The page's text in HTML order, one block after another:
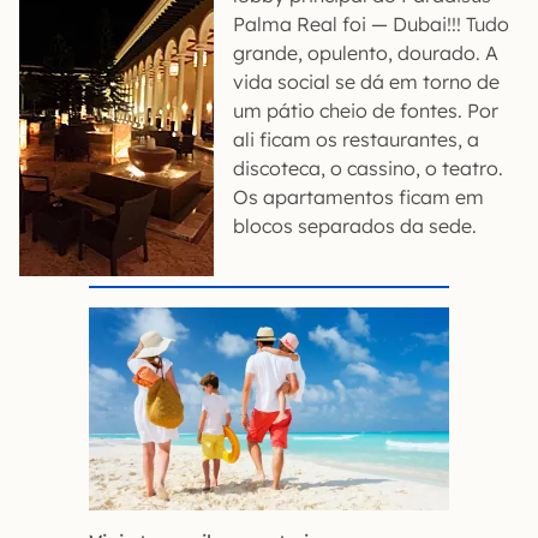
Palma Real foi — Dubai!!! Tudo
grande, opulento, dourado. A
vida social se dá em torno de
um pátio cheio de fontes. Por
ali ficam os restaurantes, a
discoteca, o cassino, o teatro.
Os apartamentos ficam em
blocos separados da sede.